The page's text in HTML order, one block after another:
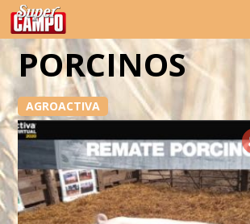
Temas de hoy
PORCINOS
AGROACTIVA